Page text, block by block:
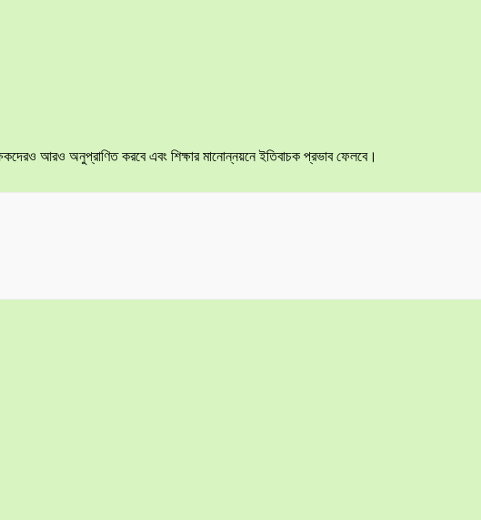
আরও অনুপ্রাণিত করবে এবং শিক্ষার মানোন্নয়নে ইতিবাচক প্রভাব ফেলবে।